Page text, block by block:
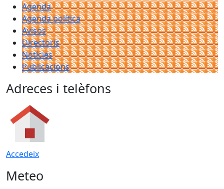
Agenda
Agenda política
Avisos
Directoris
Notícies
Publicacions
Adreces i telèfons
Accedeix
Meteo